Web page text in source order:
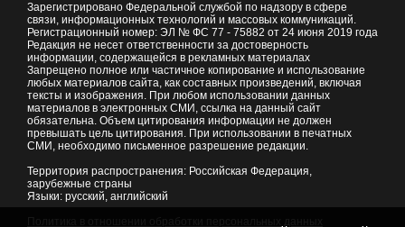
Зарегистрировано Федеральной службой по надзору в сфере
связи, информационных технологий и массовых коммуникаций.
Регистрационный номер: ЭЛ № ФС 77 - 75882 от 24 июня 2019 года
Редакция не несет ответственности за достоверность
информации, содержащейся в рекламных материалах
Запрещено полное или частичное копирование и использование
любых материалов сайта, как составных произведений, включая
тексты и изображения. При любом использовании данных
материалов в электронных СМИ, ссылка на данный сайт
обязательна. Объем цитирования информации не должен
превышать цель цитирования. При использовании в печатных
СМИ, необходимо письменное разрешение редакции.
Территория распространения: Российская Федерация,
зарубежные страны
Языки: русский, английский